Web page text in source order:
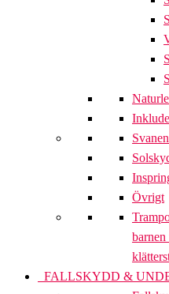
Övrigt
FALLSKYDD &